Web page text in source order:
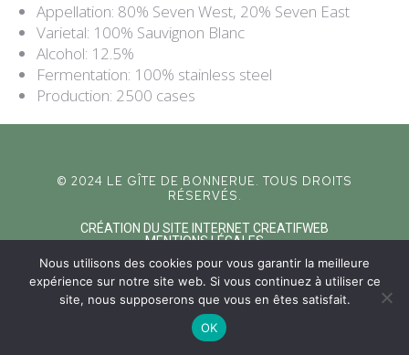
Appellation: 80% Seven West, 20% Seven East
Varietal: 100% Sauvignon Blanc
Alcohol: 12.5%
Fermentation: 100% stainless steel
Production: 2500 cases
© 2024 LE GÎTE DE BONNERUE. TOUS DROITS
RÉSERVÉS.
CRÉATION DU SITE INTERNET CREATIFWEB
MENTIONS LÉGALES
Nous utilisons des cookies pour vous garantir la meilleure
expérience sur notre site web. Si vous continuez à utiliser ce
site, nous supposerons que vous en êtes satisfait.
OK